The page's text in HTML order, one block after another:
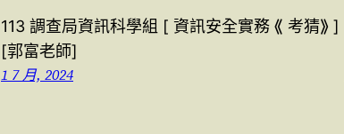
113 調查局資訊科學組 [ 資訊安全實務 ⟪ 考猜⟫ ]
[郭富老師]
1 7 月, 2024